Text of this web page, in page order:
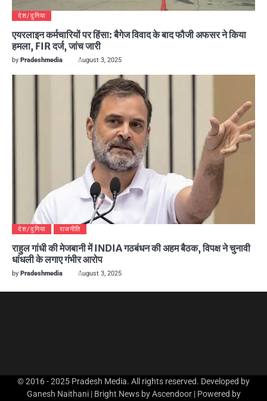
देश/दुनिया
एयरलाइन कर्मचारियों पर हिंसा: बैगेज विवाद के बाद फौजी अफसर ने किया
हमला, FIR दर्ज, जांच जारी
by Pradeshmedia August 3, 2025
देश/दुनिया राजनीति
राहुल गांधी की मेजबानी में INDIA गठबंधन की अहम बैठक, विपक्ष ने चुनावी
धांधली के लगाए गंभीर आरोप
by Pradeshmedia August 3, 2025
© 2016 - 2025 Pradesh Media. All rights reserved. Developed by
Ganesh Naithani | Bright News byAscendoor| Powered by